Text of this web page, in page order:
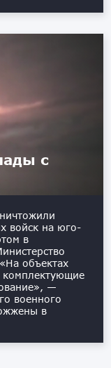
с
войск на юго-
в
объектах
—
военного
в